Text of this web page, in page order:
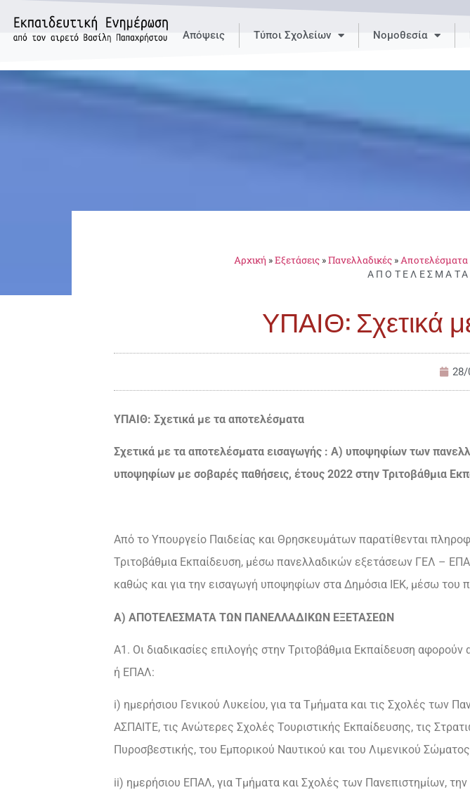
Απόψεις Τύποι Σχολείων Νομοθεσία
Αρχική »Εξετάσεις »Πανελλαδικές »
ΥΠΑΙΘ: Σχετικά
28/
ΥΠΑΙΘ: Σχετικά με τα αποτελέσματα
Σχετικά με τα αποτελέσματα εισαγωγής : Α) υποψηφίων των
υποψηφίων με σοβαρές παθήσεις, έτους 2022 στην Τριτοβάθμια
Από το Υπουργείο Παιδείας και Θρησκευμάτων παρατίθενται
Τριτοβάθμια Εκπαίδευση, μέσω πανελλαδικών εξετάσεων ΓΕΛ –
καθώς και για την εισαγωγή υποψηφίων στα Δημόσια ΙΕΚ, μέσω του
Α) ΑΠΟΤΕΛΕΣΜΑΤΑ ΤΩΝ ΠΑΝΕΛΛΑΔΙΚΩΝ ΕΞΕΤΑΣΕΩΝ
Α1. Οι διαδικασίες επιλογής στην Τριτοβάθμια Εκπαίδευση
ή ΕΠΑΛ:
i) ημερήσιου Γενικού Λυκείου, για τα Τμήματα και τις Σχολές των
ΑΣΠΑΙΤΕ, τις Ανώτερες Σχολές Τουριστικής Εκπαίδευσης, τις
Πυροσβεστικής, του Εμπορικού Ναυτικού και του Λιμενικού
ii) ημερήσιου ΕΠΑΛ, για Τμήματα και Σχολές των Πανεπιστημίων,